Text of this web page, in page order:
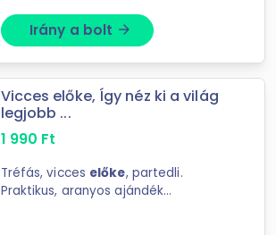
Irány a bolt arrow_forward
Vicces előke, Így néz ki a világ
legjobb ...
1 990 Ft
Tréfás, vicces előke, partedli.
Praktikus, aranyos ajándék